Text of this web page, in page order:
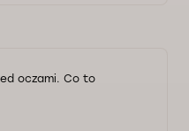
oczami. Co to